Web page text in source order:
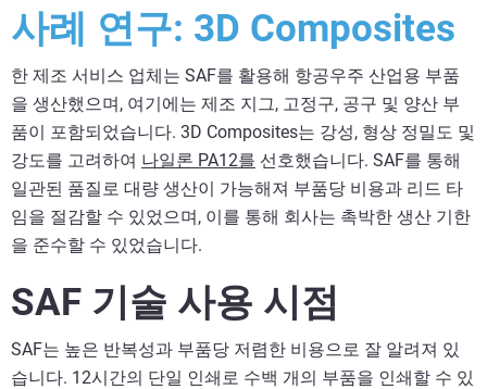
사례 연구: 3D Composites
한 제조 서비스 업체는 SAF를 활용해 항공우주 산업용 부품
을 생산했으며, 여기에는 제조 지그, 고정구, 공구 및 양산 부
품이 포함되었습니다. 3D Composites는 강성, 형상 정밀도 및
강도를 고려하여 나일론 PA12를 선호했습니다. SAF를 통해
일관된 품질로 대량 생산이 가능해져 부품당 비용과 리드 타
임을 절감할 수 있었으며, 이를 통해 회사는 촉박한 생산 기한
을 준수할 수 있었습니다.
SAF 기술 사용 시점
SAF는 높은 반복성과 부품당 저렴한 비용으로 잘 알려져 있
습니다. 12시간의 단일 인쇄로 수백 개의 부품을 인쇄할 수 있